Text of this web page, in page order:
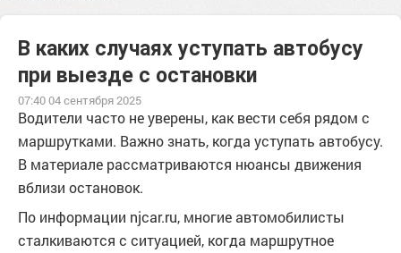
В каких случаях уступать автобусу
при выезде с остановки
07:40 04 сентября 2025
Водители часто не уверены, как вести себя рядом с
маршрутками. Важно знать, когда уступать автобусу.
В материале рассматриваются нюансы движения
вблизи остановок.
По информации njcar.ru, многие автомобилисты
сталкиваются с ситуацией, когда маршрутное